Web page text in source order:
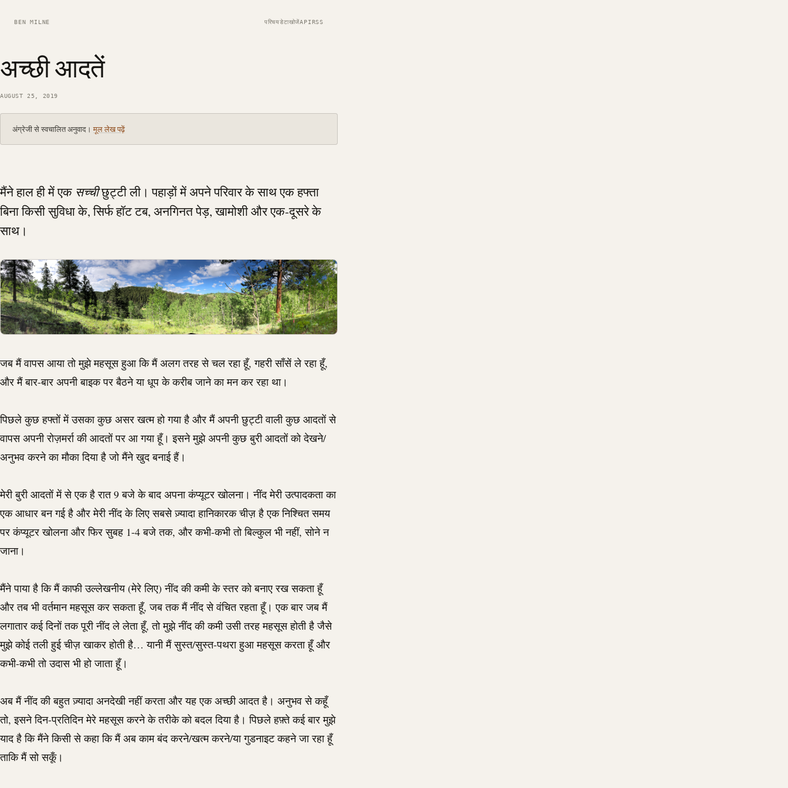
BEN MILNE परिचयडेटाखोजेंAPIRSS
अच्छी आदतें
AUGUST 25, 2019
अंग्रेजी से स्वचालित अनुवाद।मूल लेख पढ़ें
मैंने हाल ही में एक सच्चीछुट्टी ली। पहाड़ों में अपने परिवार के साथ एक हफ्ता
बिना किसी सुविधा के, सिर्फ हॉट टब, अनगिनत पेड़, खामोशी और एक-दूसरे के
साथ।
जब मैं वापस आया तो मुझे महसूस हुआ कि मैं अलग तरह से चल रहा हूँ, गहरी साँसें ले रहा हूँ,
और मैं बार-बार अपनी बाइक पर बैठने या धूप के करीब जाने का मन कर रहा था।
पिछले कुछ हफ्तों में उसका कुछ असर खत्म हो गया है और मैं अपनी छुट्टी वाली कुछ आदतों से
वापस अपनी रोज़मर्रा की आदतों पर आ गया हूँ। इसने मुझे अपनी कुछ बुरी आदतों को देखने/
अनुभव करने का मौका दिया है जो मैंने खुद बनाई हैं।
मेरी बुरी आदतों में से एक है रात 9 बजे के बाद अपना कंप्यूटर खोलना। नींद मेरी उत्पादकता का
एक आधार बन गई है और मेरी नींद के लिए सबसे ज़्यादा हानिकारक चीज़ है एक निश्चित समय
पर कंप्यूटर खोलना और फिर सुबह 1-4 बजे तक, और कभी-कभी तो बिल्कुल भी नहीं, सोने न
जाना।
मैंने पाया है कि मैं काफी उल्लेखनीय (मेरे लिए) नींद की कमी के स्तर को बनाए रख सकता हूँ
और तब भी वर्तमान महसूस कर सकता हूँ, जब तक मैं नींद से वंचित रहता हूँ। एक बार जब मैं
लगातार कई दिनों तक पूरी नींद ले लेता हूँ, तो मुझे नींद की कमी उसी तरह महसूस होती है जैसे
मुझे कोई तली हुई चीज़ खाकर होती है… यानी मैं सुस्त/सुस्त-पथरा हुआ महसूस करता हूँ और
कभी-कभी तो उदास भी हो जाता हूँ।
अब मैं नींद की बहुत ज़्यादा अनदेखी नहीं करता और यह एक अच्छी आदत है। अनुभव से कहूँ
तो, इसने दिन-प्रतिदिन मेरे महसूस करने के तरीके को बदल दिया है। पिछले हफ़्ते कई बार मुझे
याद है कि मैंने किसी से कहा कि मैं अब काम बंद करने/खत्म करने/या गुडनाइट कहने जा रहा हूँ
ताकि मैं सो सकूँ।